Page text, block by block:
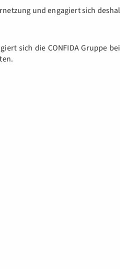
und engagiert sich
sich die CONFIDA Gruppe